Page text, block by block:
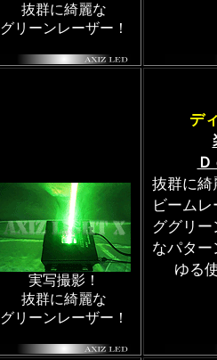
抜群に綺麗な
グリーンレーザー！
実写撮影！
抜群に綺麗な
グリーンレーザー！
デ
抜群に綺
ビーム
ググリ
なパタ
ゆる